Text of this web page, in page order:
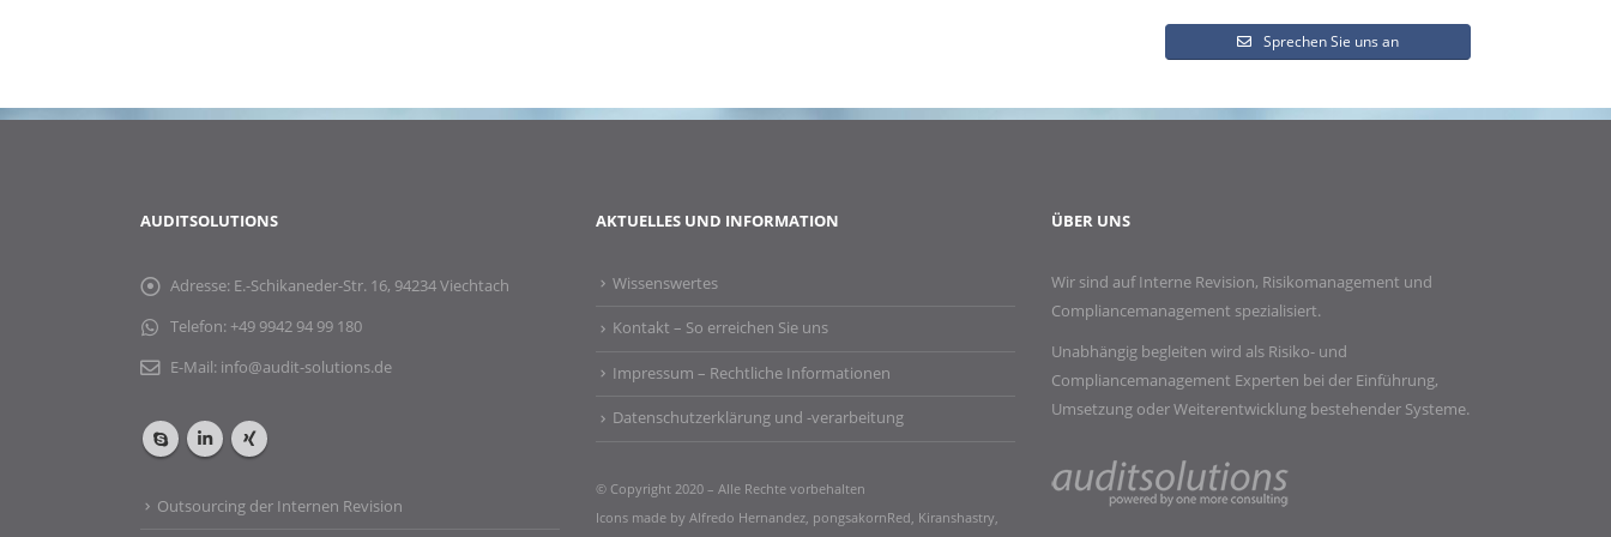
Sprechen Sie uns an
AUDITSOLUTIONS
Adresse: E.-Schikaneder-Str. 16, 94234 Viechtach
Telefon: +49 9942 94 99 180
E-Mail: info@audit-solutions.de
Outsourcing der Internen Revision
AKTUELLES UND INFORMATION
Wissenswertes
Kontakt – So erreichen Sie uns
Impressum – Rechtliche Informationen​
Datenschutzerklärung und -verarbeitung
© Copyright 2020 – Alle Rechte vorbehalten
Icons made by Alfredo Hernandez, pongsakornRed, Kiranshastry,
ÜBER UNS
Wir sind auf Interne Revision, Risikomanagement und
Compliancemanagement spezialisiert.
Unabhängig begleiten wird als Risiko- und
Compliancemanagement Experten bei der Einführung,
Umsetzung oder Weiterentwicklung bestehender Systeme.